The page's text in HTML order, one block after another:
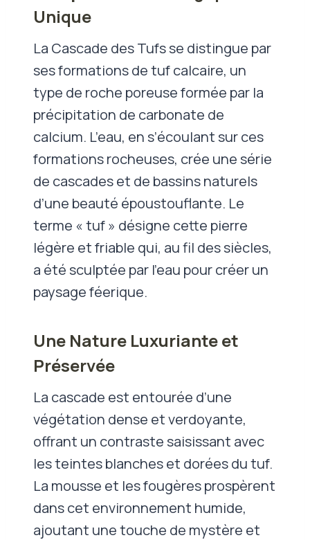
Unique
La Cascade des Tufs se distingue par
ses formations de tuf calcaire, un
type de roche poreuse formée par la
précipitation de carbonate de
calcium. L’eau, en s’écoulant sur ces
formations rocheuses, crée une série
de cascades et de bassins naturels
d’une beauté époustouflante. Le
terme « tuf » désigne cette pierre
légère et friable qui, au fil des siècles,
a été sculptée par l’eau pour créer un
paysage féerique.
Une Nature Luxuriante et
Préservée
La cascade est entourée d’une
végétation dense et verdoyante,
offrant un contraste saisissant avec
les teintes blanches et dorées du tuf.
La mousse et les fougères prospèrent
dans cet environnement humide,
ajoutant une touche de mystère et